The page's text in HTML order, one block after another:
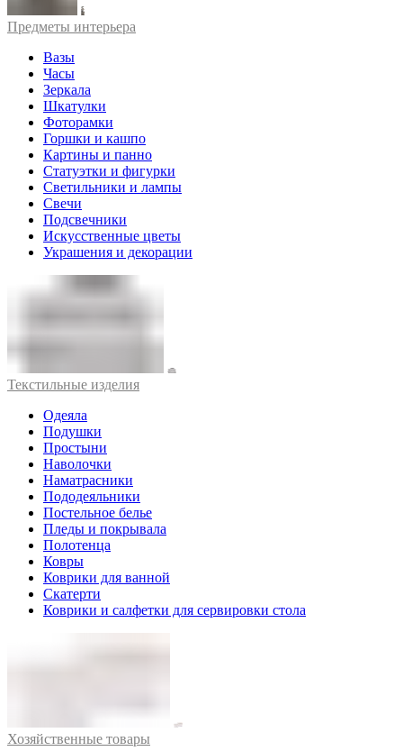
Предметы интерьера
Вазы
Часы
Зеркала
Шкатулки
Фоторамки
Горшки и кашпо
Картины и панно
Статуэтки и фигурки
Светильники и лампы
Свечи
Подсвечники
Искусственные цветы
Украшения и декорации
Текстильные изделия
Одеяла
Подушки
Простыни
Наволочки
Наматрасники
Пододеяльники
Постельное белье
Пледы и покрывала
Полотенца
Ковры
Коврики для ванной
Скатерти
Коврики и салфетки для сервировки стола
Хозяйственные товары